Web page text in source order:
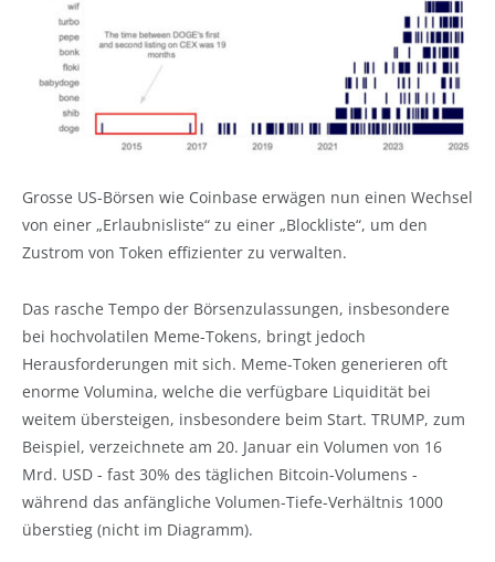
Grosse US-Börsen wie Coinbase erwägen nun einen Wechsel
von einer „Erlaubnisliste“ zu einer „Blockliste“, um den
Zustrom von Token effizienter zu verwalten.
Das rasche Tempo der Börsenzulassungen, insbesondere
bei hochvolatilen Meme-Tokens, bringt jedoch
Herausforderungen mit sich. Meme-Token generieren oft
enorme Volumina, welche die verfügbare Liquidität bei
weitem übersteigen, insbesondere beim Start. TRUMP, zum
Beispiel, verzeichnete am 20. Januar ein Volumen von 16
Mrd. USD - fast 30% des täglichen Bitcoin-Volumens -
während das anfängliche Volumen-Tiefe-Verhältnis 1000
überstieg (nicht im Diagramm).